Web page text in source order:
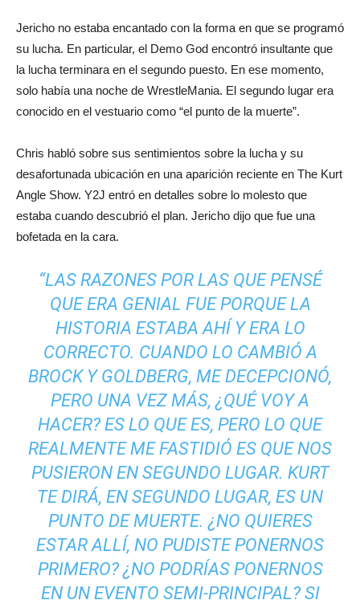
Jericho no estaba encantado con la forma en que se programó
su lucha. En particular, el Demo God encontró insultante que
la lucha terminara en el segundo puesto. En ese momento,
solo había una noche de WrestleMania. El segundo lugar era
conocido en el vestuario como “el punto de la muerte”.
Chris habló sobre sus sentimientos sobre la lucha y su
desafortunada ubicación en una aparición reciente en The Kurt
Angle Show. Y2J entró en detalles sobre lo molesto que
estaba cuando descubrió el plan. Jericho dijo que fue una
bofetada en la cara.
“LAS RAZONES POR LAS QUE PENSÉ
QUE ERA GENIAL FUE PORQUE LA
HISTORIA ESTABA AHÍ Y ERA LO
CORRECTO. CUANDO LO CAMBIÓ A
BROCK Y GOLDBERG, ME DECEPCIONÓ,
PERO UNA VEZ MÁS, ¿QUÉ VOY A
HACER? ES LO QUE ES, PERO LO QUE
REALMENTE ME FASTIDIÓ ES QUE NOS
PUSIERON EN SEGUNDO LUGAR. KURT
TE DIRÁ, EN SEGUNDO LUGAR, ES UN
PUNTO DE MUERTE. ¿NO QUIERES
ESTAR ALLÍ, NO PUDISTE PONERNOS
PRIMERO? ¿NO PODRÍAS PONERNOS
EN UN EVENTO SEMI-PRINCIPAL? SI